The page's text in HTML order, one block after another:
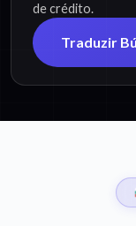
de crédito.
Traduzir